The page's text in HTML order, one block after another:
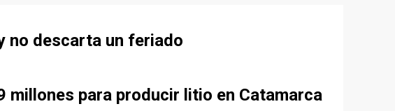
no descarta un feriado
millones para producir litio en Catamarca